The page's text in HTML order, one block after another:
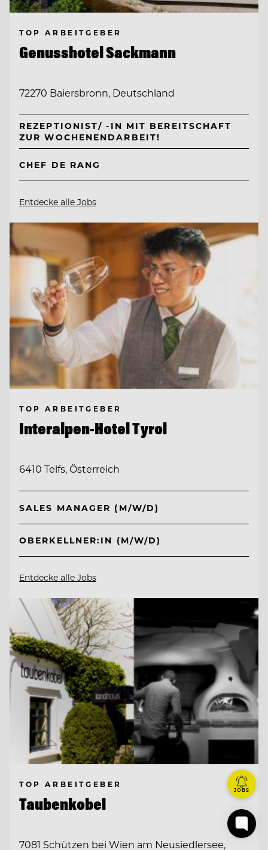
TOP ARBEITGEBER
Genusshotel Sackmann
72270 Baiersbronn, Deutschland
REZEPTIONIST/ -IN MIT BEREITSCHAFT
ZUR WOCHENENDARBEIT!
CHEF DE RANG
Entdecke alle Jobs
TOP ARBEITGEBER
Interalpen-Hotel Tyrol
6410 Telfs, Österreich
SALES MANAGER (M/W/D)
OBERKELLNER:IN (M/W/D)
Entdecke alle Jobs
TOP ARBEITGEBER
Taubenkobel
7081 Schützen bei Wien am Neusiedlersee,
JOBS